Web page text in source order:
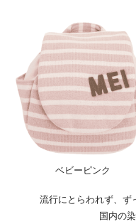
ベビーピンク
流行にとらわれず、ず
国内の